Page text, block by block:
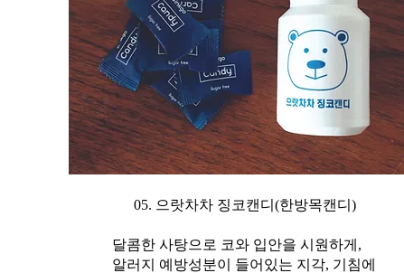
05. 으랏차차 징코캔디(한방목캔디)
달콤한 사탕으로 코와 입안을 시원하게,
알러지 예방성분이 들어있는 지각, 기침에